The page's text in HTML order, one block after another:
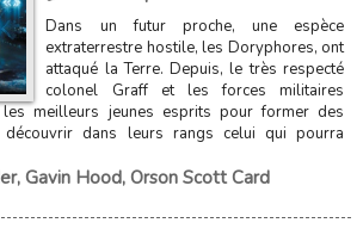
Dans un futur proche, une espèce
extraterrestre hostile, les Doryphores, ont
attaqué la Terre. Depuis, le très respecté
colonel Graff et les forces militaires
les meilleurs jeunes esprits pour former des
découvrir dans leurs rangs celui qui pourra
, Gavin Hood, Orson Scott Card